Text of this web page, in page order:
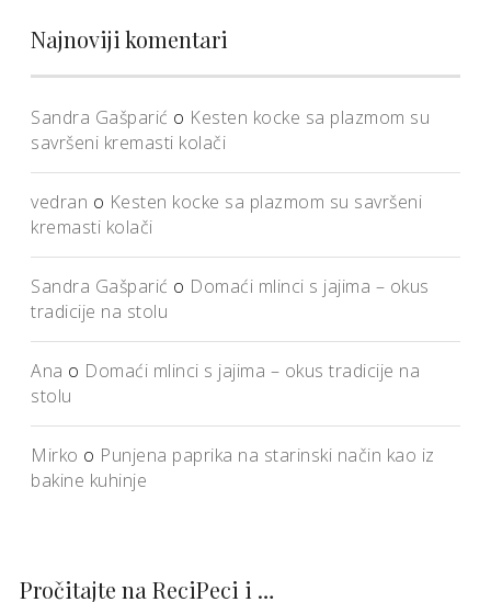
Najnoviji komentari
Sandra Gašparić o Kesten kocke sa plazmom su
savršeni kremasti kolači
vedran o Kesten kocke sa plazmom su savršeni
kremasti kolači
Sandra Gašparić o Domaći mlinci s jajima – okus
tradicije na stolu
Ana o Domaći mlinci s jajima – okus tradicije na
stolu
Mirko o Punjena paprika na starinski način kao iz
bakine kuhinje
Pročitajte na ReciPeci i …